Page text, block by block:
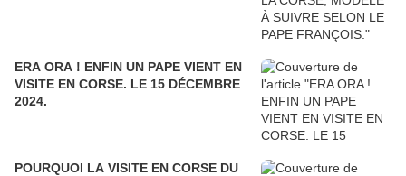
ERA ORA ! ENFIN UN PAPE VIENT EN
VISITE EN CORSE. LE 15 DÉCEMBRE
2024.
POURQUOI LA VISITE EN CORSE DU